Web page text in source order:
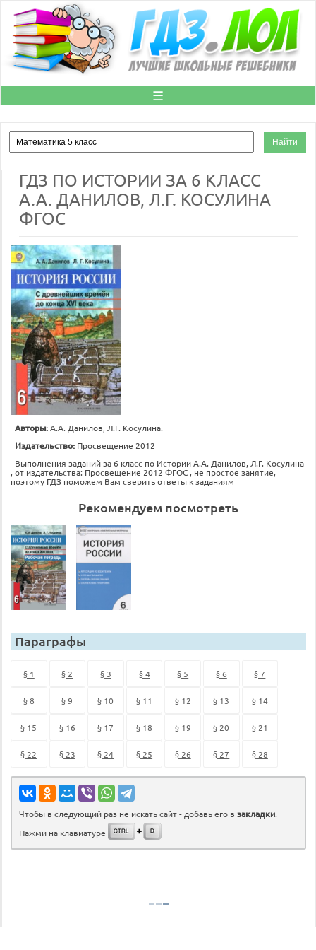
☰
ГДЗ ПО ИСТОРИИ ЗА 6 КЛАСС
А.А. ДАНИЛОВ, Л.Г. КОСУЛИНА
ФГОС
Авторы:А.А. Данилов, Л.Г. Косулина.
Издательство: Просвещение 2012
Выполнения заданий за 6 класс по Истории А.А. Данилов, Л.Г. Косулина
, от издательства: Просвещение 2012 ФГОС , не простое занятие,
поэтому ГДЗ поможем Вам сверить ответы к заданиям
Рекомендуем посмотреть
Параграфы
§ 1 § 2 § 3 § 4 § 5 § 6 § 7
§ 8 § 9 § 10 § 11 § 12 § 13 § 14
§ 15 § 16 § 17 § 18 § 19 § 20 § 21
§ 22 § 23 § 24 § 25 § 26 § 27 § 28
Чтобы в следующий раз не искать сайт - добавь его в закладки.
Нажми на клавиатуре